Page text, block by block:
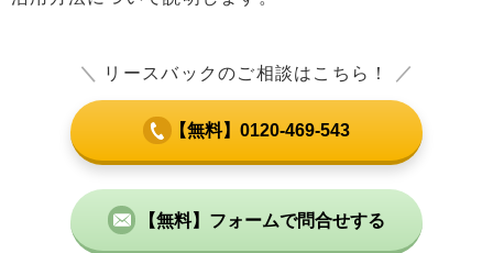
＼ リースバックのご相談はこちら！ ／
【無料】0120-469-543
【無料】フォームで問合せする